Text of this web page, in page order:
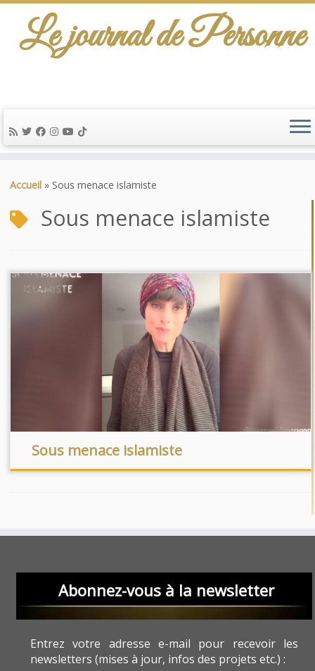
au
Le journal de Personne
Accueil » Sous menace islamiste
Sous menace islamiste
Sous menace islamiste
Abonnez-vous à la newsletter
Entrez votre adresse e-mail pour recevoir les
newsletters (mises à jour, infos des projets etc.) :